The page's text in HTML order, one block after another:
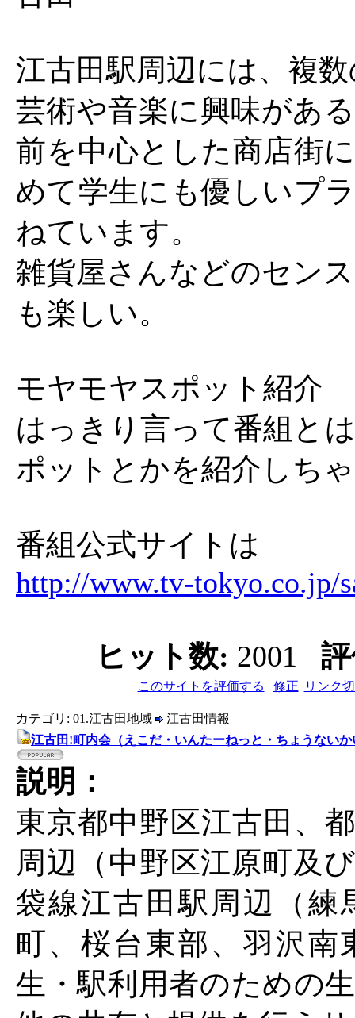
江古田駅周辺には、複
芸術や音楽に興味があ
前を中心とした商店街
めて学生にも優しいプ
ねています。
雑貨屋さんなどのセン
も楽しい。
モヤモヤスポット紹介
はっきり言って番組と
ポットとかを紹介しち
番組公式サイトは
http://www.tv-tokyo.co.jp/
ヒット数: 2001
このサイトを評価する | 修正 | リンク
カテゴリ: 01.江古田地域
江古田情報
江古田!町内会（えこだ・いんたーねっと・ちょうない
説明：
東京都中野区江古田、
周辺（中野区江原町及
袋線江古田駅周辺（練
町、桜台東部、羽沢南
生・駅利用者のための